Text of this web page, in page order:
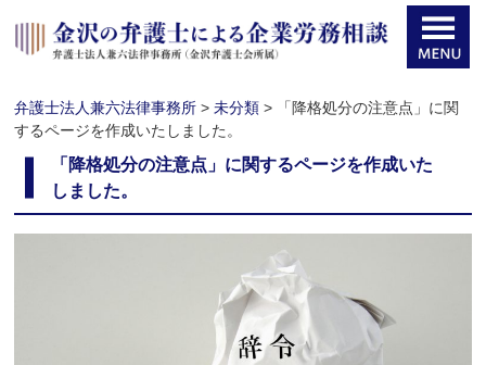
弁護士法人兼六法律事務所 >未分類 >
「降格処分の注意点」に関
するページを作成いたしました。
「降格処分の注意点」に関するページを作成いた
しました。